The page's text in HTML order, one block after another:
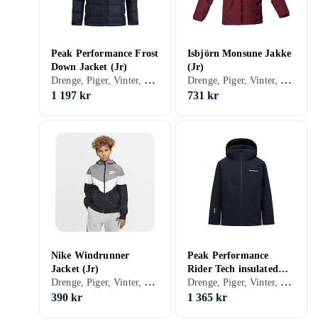
Peak Performance Frost
Down Jacket (Jr)
Drenge, Piger, Vinter, Dunjakke, 170, 150, 160, 130, 140
1 197 kr
Isbjörn Monsune Jakke
(Jr)
Drenge, Piger, Vinter, Sommer, Forår/efterår, Shelljakke, 170, 176, 150, 152, 158, 160, 164, 122, 128, 134, 140, 146
731 kr
Nike Windrunner
Jacket (Jr)
Drenge, Piger, Vinter, Sommer, Forår/efterår, Shelljakke, Vindjakke, 170, 158, 122, 128, 134, 62, 70, 80, 92, 98, 100, 104, 110, 116
390 kr
Peak Performance
Rider Tech insulated
Jacket (Jr)
Drenge, Piger, Vinter, Skijakke, 170, 150, 160, 130, 140
1 365 kr